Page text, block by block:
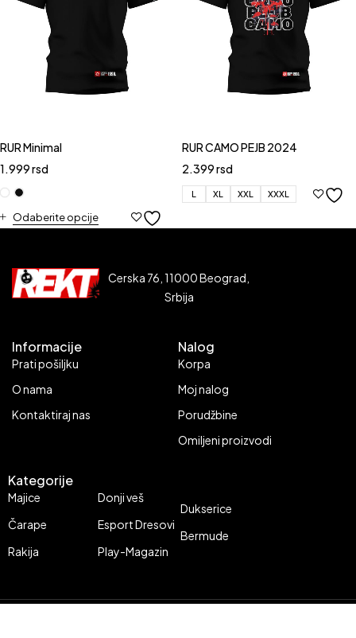
RUR Minimal
1.999rsd
Odaberite opcije
RUR CAMO PEJB 2024
2.399rsd
L XL XXL XXXL
Cerska 76, 11000 Beograd,
Srbija
Informacije
Prati pošiljku
O nama
Kontaktiraj nas
Nalog
Korpa
Moj nalog
Porudžbine
Omiljeni proizvodi
Kategorije
Majice
Čarape
Rakija
Donji veš
Esport Dresovi
Play-Magazin
Dukserice
Bermude